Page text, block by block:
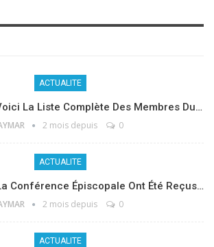
ACTUALITE
La Liste Complète Des Membres Du…
2 mois depuis 0
ACTUALITE
Conférence Épiscopale Ont Été Reçus…
2 mois depuis 0
ACTUALITE